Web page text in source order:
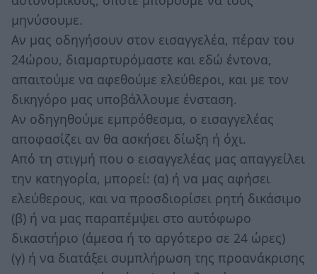
μηνύσουμε.
Αν μας οδηγήσουν στον εισαγγελέα, πέραν του
24ώρου, διαμαρτυρόμαστε και εδώ έντονα,
απαιτούμε να αφεθούμε ελεύθεροι, και με τον
δικηγόρο μας υποβάλλουμε ένσταση.
Αν οδηγηθούμε εμπρόθεσμα, ο εισαγγελέας
αποφασίζει αν θα ασκήσει δίωξη ή όχι.
Από τη στιγμή που ο εισαγγελέας μας απαγγείλει
την κατηγορία, μπορεί: (α) ή να μας αφήσει
ελεύθερους, και να προσδιορίσει ρητή δικάσιμο
(β) ή να μας παραπέμψει στο αυτόφωρο
δικαστήριο (άμεσα ή το αργότερο σε 24 ώρες)
(γ) ή να διατάξει συμπλήρωση της προανάκρισης